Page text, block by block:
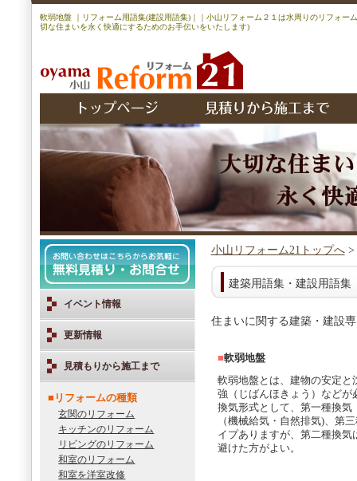
軟弱地盤 ｜リフォーム用語集(建設用語集)｜｜小山リフォーム２１は水周りのリフォー
切な住まいを永く快適にするためのお手伝いをいたします)
イベント情報
更新情報
見積もりから施工まで
■リフォームの種類
玄関のリフォーム
キッチンのリフォーム
リビングのリフォーム
和室のリフォーム
和室を洋室改修
小山リフォーム21トップへ>
建築用語集・建設用語集
住まいに関する建築・建設
■軟弱地盤
軟弱地盤とは、建物の安定と
強（じばんほきょう）などが
換気形式として、第一種換気
（機械給気・自然排気)、第
イプありますが、第二種換
避けた方がよい。